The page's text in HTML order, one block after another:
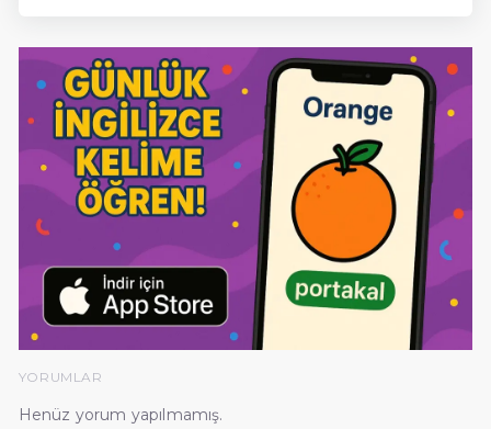
YORUMLAR
Henüz yorum yapılmamış.